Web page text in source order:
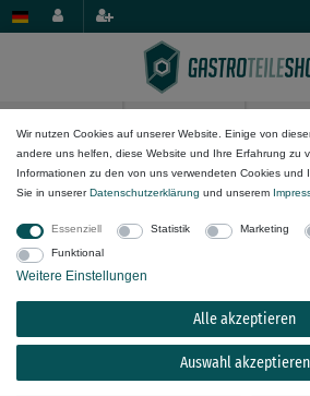
array_map(): Argument #2 ($array)
array, stdClass given
Passende Ersatzteile
10L R
Wir nutzen Cookies auf unserer Website. Einige von
andere uns helfen, diese Website und Ihre Erfahrung zu
Informationen zu den von uns verwendeten Cookies und
Sie in unsererDaten­schutz­erklärung und unserem
Essenziell Statistik Marketing
Funktional
Weitere Einstellungen
Alle akzeptieren
Auswahl akzeptieren